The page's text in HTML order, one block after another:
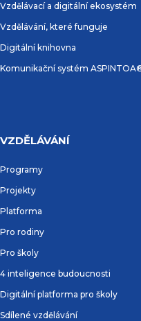
Vzdělávací a digitální ekosystém
Vzdělávání, které funguje
Digitální knihovna
Komunikační systém
VZDĚLÁVÁNÍ
Programy
Projekty
Platforma
Pro rodiny
Pro školy
4 inteligence budoucnosti
Digitální platforma pro školy
Sdílené vzdělávání